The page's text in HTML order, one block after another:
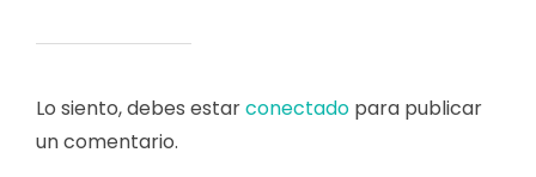
Lo siento, debes estarconectado para publicar
un comentario.